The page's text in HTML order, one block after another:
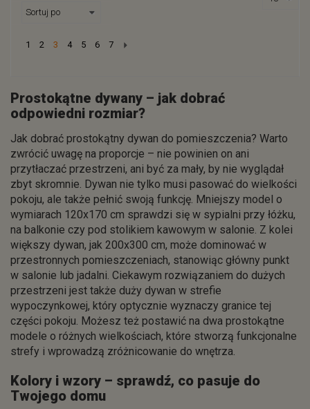
1 2 3 4 5 6 7
Prostokątne dywany – jak dobrać
odpowiedni rozmiar?
Jak dobrać prostokątny dywan do pomieszczenia? Warto
zwrócić uwagę na proporcje – nie powinien on ani
przytłaczać przestrzeni, ani być za mały, by nie wyglądał
zbyt skromnie. Dywan nie tylko musi pasować do wielkości
pokoju, ale także pełnić swoją funkcję. Mniejszy model o
wymiarach 120x170 cm sprawdzi się w sypialni przy łóżku,
na balkonie czy pod stolikiem kawowym w salonie. Z kolei
większy dywan, jak 200x300 cm, może dominować w
przestronnych pomieszczeniach, stanowiąc główny punkt
w salonie lub jadalni. Ciekawym rozwiązaniem do dużych
przestrzeni jest także duży dywan w strefie
wypoczynkowej, który optycznie wyznaczy granice tej
części pokoju. Możesz też postawić na dwa prostokątne
modele o różnych wielkościach, które stworzą funkcjonalne
strefy i wprowadzą zróżnicowanie do wnętrza.
Kolory i wzory – sprawdź, co pasuje do
Twojego domu